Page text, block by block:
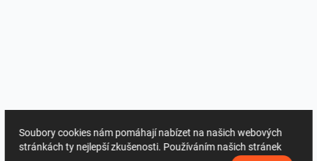
Soubory cookies nám pomáhají nabízet na našich webových
stránkách ty nejlepší zkušenosti. Používáním našich stránek